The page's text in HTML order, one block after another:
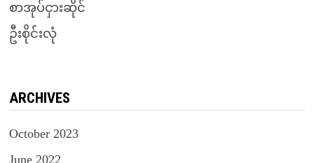
စာအုပ်ငှားဆိုင်
ဦးစိုင်းလုံ
ARCHIVES
October 2023
June 2022